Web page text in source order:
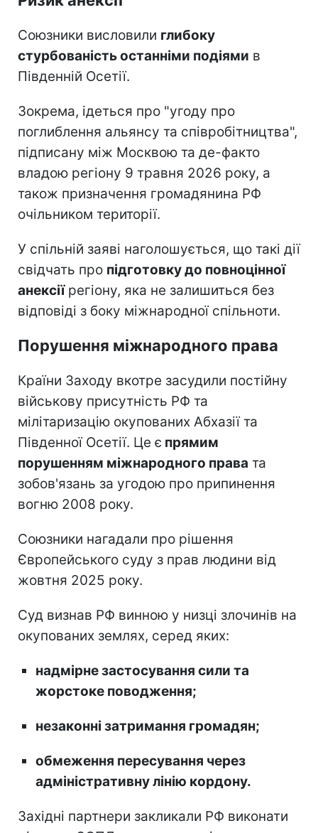
Союзники висловили глибоку
стурбованість останніми подіями в
Південній Осетії.
Зокрема, ідеться про "угоду про
поглиблення альянсу та співробітництва",
підписану між Москвою та де-факто
владою регіону 9 травня 2026 року, а
також призначення громадянина РФ
очільником території.
У спільній заяві наголошується, що такі дії
свідчать про підготовку до повноцінної
анексіїрегіону, яка не залишиться без
відповіді з боку міжнародної спільноти.
Порушення міжнародного права
Країни Заходу вкотре засудили постійну
військову присутність РФ та
мілітаризацію окупованих Абхазії та
Південної Осетії. Це є прямим
порушенням міжнародного права та
зобов'язань за угодою про припинення
вогню 2008 року.
Союзники нагадали про рішення
Європейського суду з прав людини від
жовтня 2025 року.
Суд визнав РФ винною у низці злочинів на
окупованих землях, серед яких:
надмірне застосування сили та
жорстоке поводження;
незаконні затримання громадян;
обмеження пересування через
адміністративну лінію кордону.
Західні партнери закликали РФ виконати